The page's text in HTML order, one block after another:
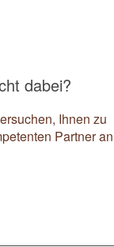
dabei?
Ihnen zu
Partner an